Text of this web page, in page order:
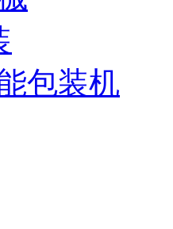
包装机